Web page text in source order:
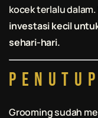
kocek terlalu
investasi kecil
sehari-hari.
Penutup
Grooming sudah